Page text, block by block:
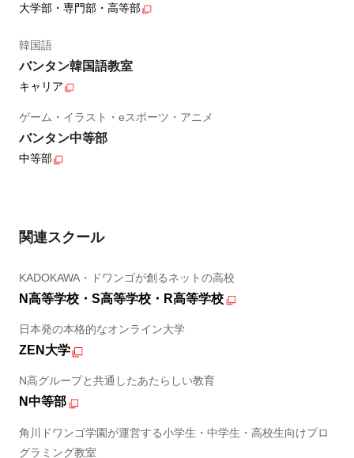
大学部・専門部・高等部
韓国語
バンタン韓国語教室
キャリア
ゲーム・イラスト・eスポーツ・アニメ
バンタン中等部
中等部
関連スクール
KADOKAWA・ドワンゴが創るネットの高校
N高等学校・S高等学校・R高等学校
日本発の本格的なオンライン大学
ZEN大学
N高グループと共通したあたらしい教育
N中等部
角川ドワンゴ学園が運営する小学生・中学生・高校生向けプロ
グラミング教室